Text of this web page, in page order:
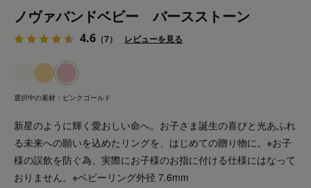
ノヴァバンドベビー バースストーン
4.6 （7） レビューを見る
選択中の素材： ピンクゴールド
新星のように輝く愛おしい命へ。お子さま誕生の喜びと光あふれ
る未来への願いを込めたリングを、はじめての贈り物に。※お子
様の誤飲を防ぐ為、実際にお子様のお指に付ける仕様にはなって
おりません。※ベビーリング外径 7.6mm